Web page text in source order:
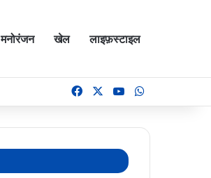
मनोरंजन खेल लाइफ़स्टाइल
FacebookYouTube